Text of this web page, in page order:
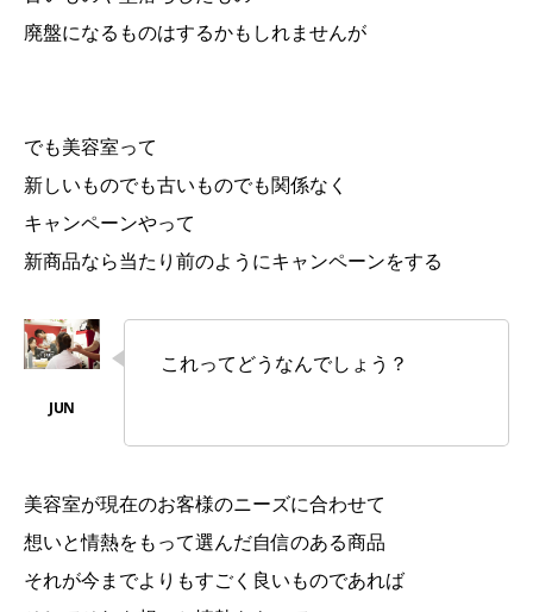
廃盤になるものはするかもしれませんが
でも美容室って
新しいものでも古いものでも関係なく
キャンペーンやって
新商品なら当たり前のようにキャンペーンをする
これってどうなんでしょう？
美容室が現在のお客様のニーズに合わせて
想いと情熱をもって選んだ自信のある商品
それが今までよりもすごく良いものであれば